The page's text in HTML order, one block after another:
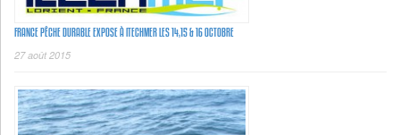
FRANCE PÊCHE DURABLE EXPOSE À ITECHMER LES 14,15 & 16 OCTOBRE
27 août 2015